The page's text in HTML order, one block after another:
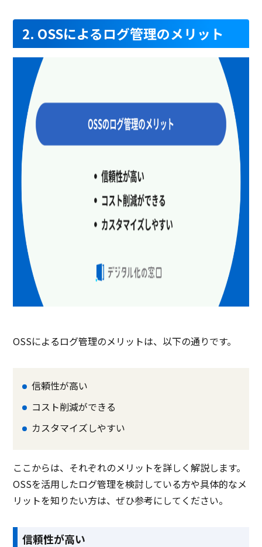
2. OSSによるログ管理のメリット
OSSによるログ管理のメリットは、以下の通りです。
信頼性が高い
コスト削減ができる
カスタマイズしやすい
ここからは、それぞれのメリットを詳しく解説します。
OSSを活用したログ管理を検討している方や具体的なメ
リットを知りたい方は、ぜひ参考にしてください。
信頼性が高い